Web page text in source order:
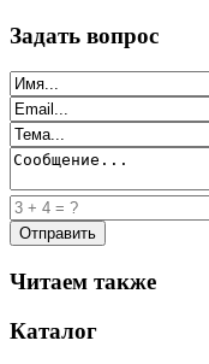
Задать вопрос
Читаем также
Каталог